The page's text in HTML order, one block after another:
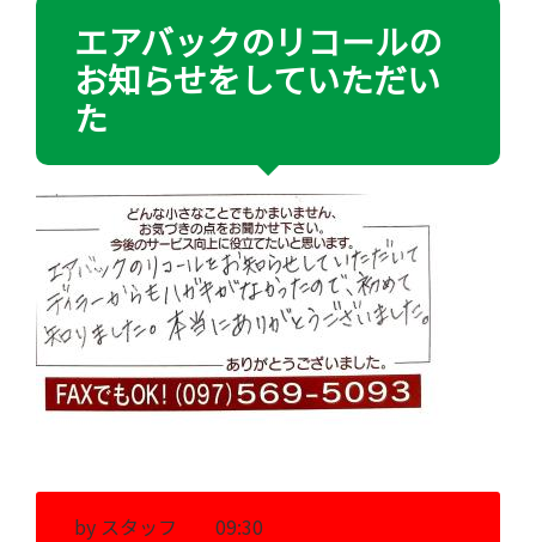
エアバックのリコールの
お知らせをしていただい
た
by スタッフ 09:30